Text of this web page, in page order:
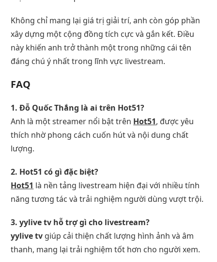
Không chỉ mang lại giá trị giải trí, anh còn góp phần
xây dựng một cộng đồng tích cực và gắn kết. Điều
này khiến anh trở thành một trong những cái tên
đáng chú ý nhất trong lĩnh vực livestream.
FAQ
1. Đỗ Quốc Thắng là ai trên Hot51?
Anh là một streamer nổi bật trên Hot51, được yêu
thích nhờ phong cách cuốn hút và nội dung chất
lượng.
2. Hot51 có gì đặc biệt?
Hot51 là nền tảng livestream hiện đại với nhiều tính
năng tương tác và trải nghiệm người dùng vượt trội.
3. yylive tv hỗ trợ gì cho livestream?
yylive tv giúp cải thiện chất lượng hình ảnh và âm
thanh, mang lại trải nghiệm tốt hơn cho người xem.